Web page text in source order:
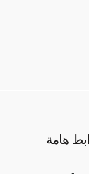
هامة